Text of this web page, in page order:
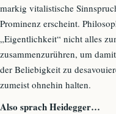
markig vitalistische
Prominenz erscheint.
„Eigentlichkeit“ nicht alles
zusammenzurühren, um
der Beliebigkeit zu
zumeist ohnehin halten.
Also sprach Heidegger…